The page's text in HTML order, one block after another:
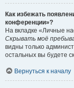
Как избежать
конференции»?
На вкладке «Личные
Скрывать моё
видны только
остальных вы будете
Вернуться к началу